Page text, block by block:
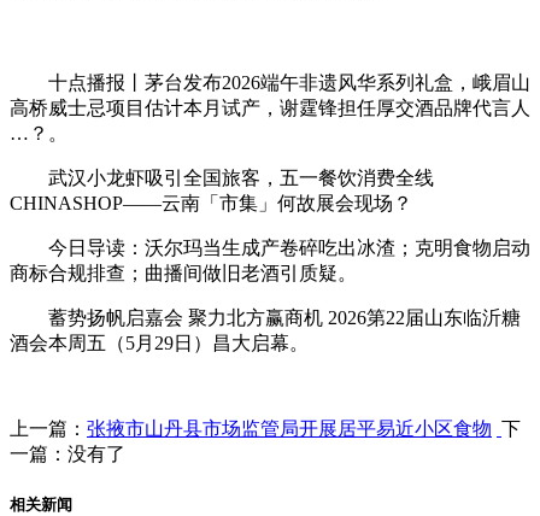
十点播报丨茅台发布2026端午非遗风华系列礼盒，峨眉山
高桥威士忌项目估计本月试产，谢霆锋担任厚交酒品牌代言人
…？。
武汉小龙虾吸引全国旅客，五一餐饮消费全线
CHINASHOP——云南「市集」何故展会现场？
今日导读：沃尔玛当生成产卷碎吃出冰渣；克明食物启动
商标合规排查；曲播间做旧老酒引质疑。
蓄势扬帆启嘉会 聚力北方赢商机 2026第22届山东临沂糖
酒会本周五（5月29日）昌大启幕。
上一篇： 张掖市山丹县市场监管局开展居平易近小区食物 下
一篇：没有了
相关新闻